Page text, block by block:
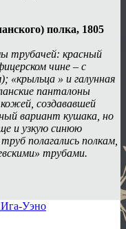
полка, 1805
трубачей: красный
чине – с
«крыльца » и галунная
панталоны
создававшей
вариант кушака, но
и узкую синюю
полагались полкам,
трубами.